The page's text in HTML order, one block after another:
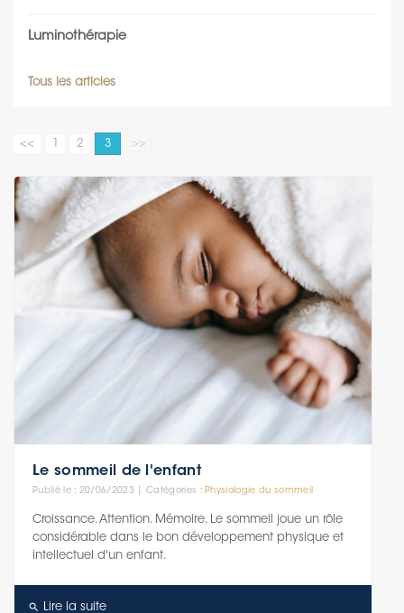
Luminothérapie
Tous les articles
<< 2 3 >>
Le sommeil de l'enfant
Publié le : 20/06/2023 | Catégories :Physiologie du sommeil
Croissance. Attention. Mémoire. Le sommeil joue un rôle
considérable dans le bon développement physique et
intellectuel d'un enfant.
search Lire la suite